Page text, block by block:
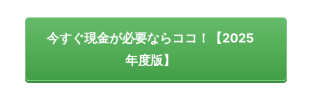
今すぐ現金が必要ならココ！【2025
年度版】